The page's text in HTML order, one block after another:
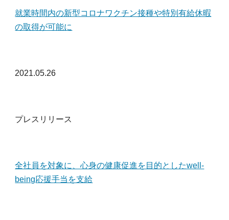
就業時間内の新型コロナワクチン接種や特別有給休暇
の取得が可能に
2021.05.26
プレスリリース
全社員を対象に、心身の健康促進を目的としたwell-
being応援手当を支給